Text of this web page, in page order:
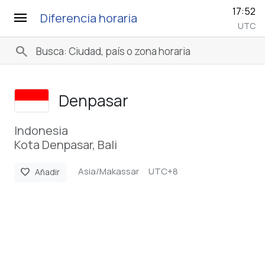
menu Diferencia horaria 17:52
UTC
search
Denpasar
Indonesia
Kota Denpasar, Bali
favorite Añadir Asia/Makassar UTC+8